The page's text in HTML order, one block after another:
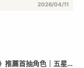
2026/04/11
推薦首抽角色｜五星